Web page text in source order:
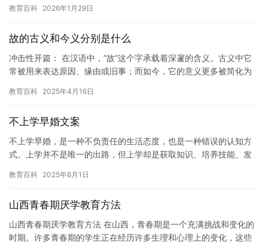
么，…
教育百科 2026年1月29日
故的古义和今义分别是什么
冲击性开篇： 在汉语中，“故”这个字承载着深邃的含义。古义中它
常被用来表达原因、缘由或旧事；而如今，它的意义更多被简化为
教育百科 2025年4月16日
不上学早婚文案
不上学早婚，是一种不负责任的生活态度，也是一种错误的认知方
式。上学并不是唯一的出路，但上学却是获取知识、培养技能、发
尽的烦…
教育百科 2025年6月1日
山西青春期厌学教育方法
山西青春期厌学教育方法 在山西，青春期是一个充满挑战和变化的
时期。许多青春期的学生正在经历许多生理和心理上的变化，这些